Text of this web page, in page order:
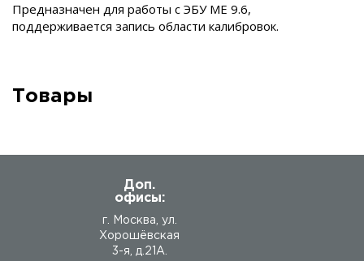
Предназначен для работы с ЭБУ МЕ 9.6,
поддерживается запись области калибровок.
Товары
Доп.
офисы:
г. Москва, ул.
Хорошёвская
3-я, д.21А.